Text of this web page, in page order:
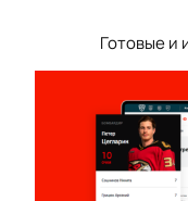
Готовые и